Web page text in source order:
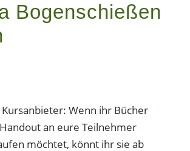
Bogenschießen
Wenn ihr Bücher
an eure Teilnehmer
möchtet, könnt ihr sie ab